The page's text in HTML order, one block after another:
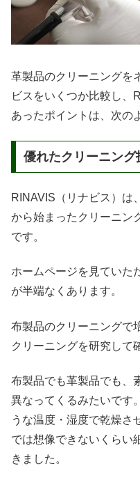
革製品のクリーニングを
ビスをいくつか比較し、
あったポイントは、次の
優れたクリーニン
RINAVIS（リナビス）は
から始まったクリーニン
です。
ホームページを見ていた
が半端なくあります。
布製品のクリーニングで
クリーニングを研究して
布製品でも革製品でも、
異なってくるみたいです
うな温度・湿度で乾燥さ
では想像できないくらい
きました。